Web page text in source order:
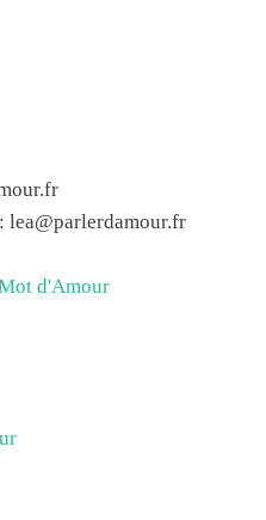
: lea@parlerdamour.fr
d'Amour